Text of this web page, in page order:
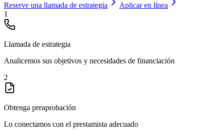
Reserve una llamada de estrategia
Aplicar en línea
1
Llamada de estrategia
Analicemos sus objetivos y necesidades de financiación
2
Obtenga preaprobación
Lo conectamos con el prestamista adecuado